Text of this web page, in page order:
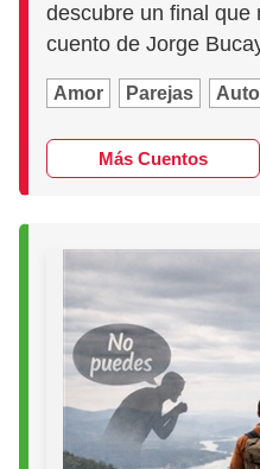
descubre un final que
cuento de Jorge
Amor Parejas
Más Cuentos